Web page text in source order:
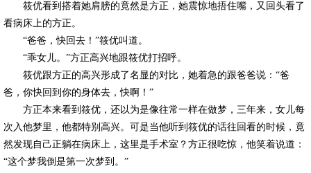
筱优看到搭着她肩膀的竟然是方正，她震惊地捂住嘴，又回头看了
看病床上的方正。
“爸爸，快回去！”筱优叫道。
“乖女儿。”方正高兴地跟筱优打招呼。
筱优跟方正的高兴形成了名显的对比，她着急的跟爸爸说：“爸
爸，你快回到你的身体去，快啊！”
方正本来看到筱优，还以为是像往常一样在做梦，三年来，女儿每
次入他梦里，他都特别高兴。可是当他听到筱优的话往回看的时候，竟
然发现自己正躺在病床上，这里是手术室？方正很吃惊，他笑着说道：
“这个梦我倒是第一次梦到。”